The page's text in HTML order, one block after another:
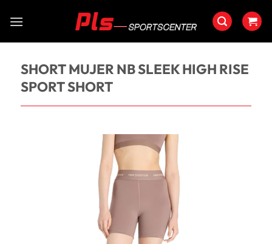
SHORT MUJER NB SLEEK HIGH RISE
SPORT SHORT